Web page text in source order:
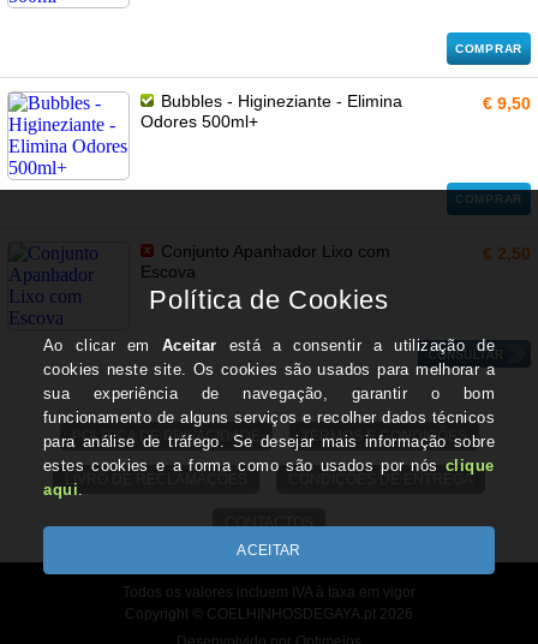
COMPRAR
Bubbles - Higineziante - Elimina
Odores 500ml+
€ 9,50
COMPRAR
Conjunto Apanhador Lixo com
Escova
€ 2,50
POLITICA DE PRIVACIDADE TERMOS E CONDIÇÕES
LIVRO DE RECLAMAÇÕES CONDIÇÕES DE ENTREGA
CONTACTOS
Todos os valores incluem IVA à taxa em vigor
Copyright © COELHINHOSDEGAYA.pt 2026